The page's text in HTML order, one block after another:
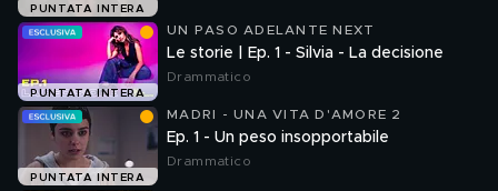
PUNTATA INTERA
PUNTATA INTERA
UN PASO ADELANTE NEXT
Le storie | Ep. 1 - Silvia - La decisione
Drammatico
PUNTATA INTERA
MADRI - UNA VITA D'AMORE 2
Ep. 1 - Un peso insopportabile
Drammatico